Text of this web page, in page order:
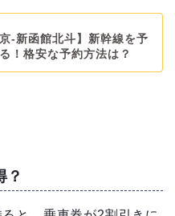
京-新函館北斗】新幹線を予
！格安な予約方法は？
？